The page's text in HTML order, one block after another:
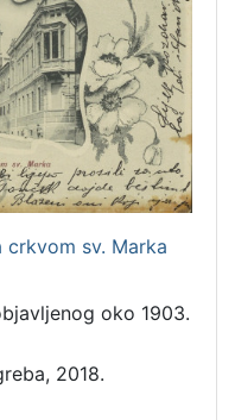
crkvom sv. Marka
oko 1903.
2018.